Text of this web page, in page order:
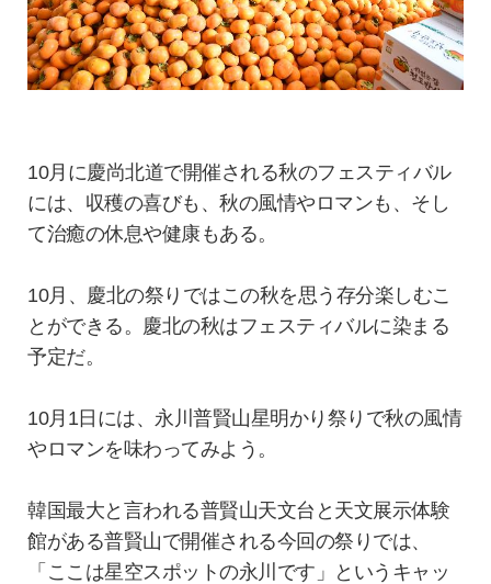
10月に慶尚北道で開催される秋のフェスティバル
には、収穫の喜びも、秋の風情やロマンも、そし
て治癒の休息や健康もある。
10月、慶北の祭りではこの秋を思う存分楽しむこ
とができる。慶北の秋はフェスティバルに染まる
予定だ。
10月1日には、永川普賢山星明かり祭りで秋の風情
やロマンを味わってみよう。
韓国最大と言われる普賢山天文台と天文展示体験
館がある普賢山で開催される今回の祭りでは、
「ここは星空スポットの永川です」というキャッ